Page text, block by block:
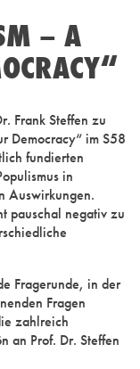
– A
Frank Steffen zu
Democracy“ im S58
fundierten
in
Auswirkungen.
pauschal negativ zu
Fragerunde, in der
Fragen
zahlreich
an Prof. Dr. Steffen